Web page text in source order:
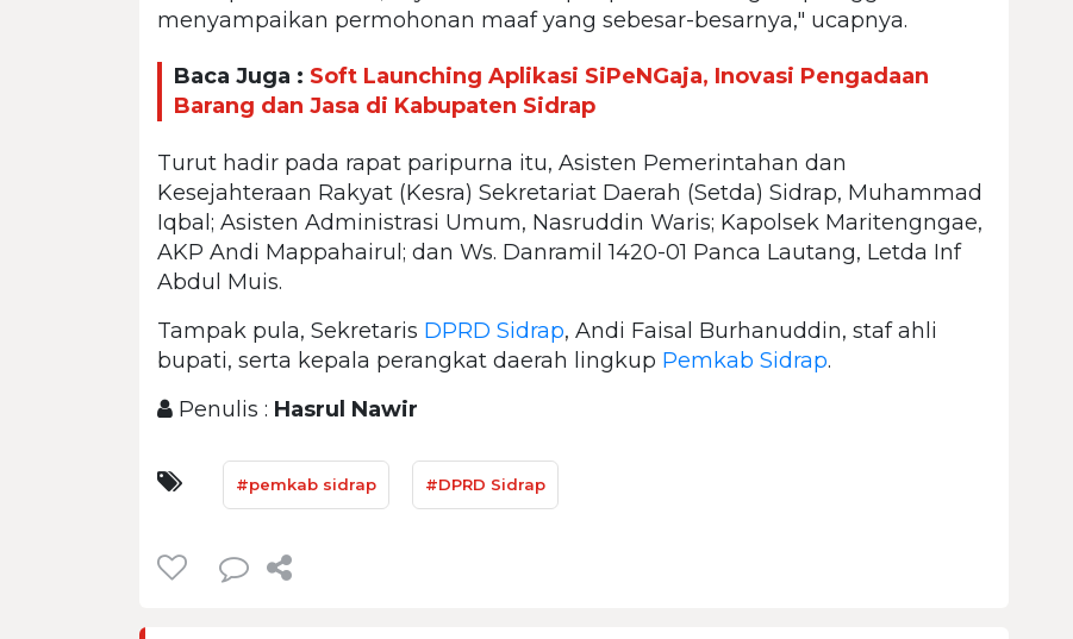
menyampaikan permohonan maaf yang sebesar-besarnya," ucapnya.
Baca Juga : Soft Launching Aplikasi SiPeNGaja, Inovasi Pengadaan
Barang dan Jasa di Kabupaten Sidrap
Turut hadir pada rapat paripurna itu, Asisten Pemerintahan dan
Kesejahteraan Rakyat (Kesra) Sekretariat Daerah (Setda) Sidrap, Muhammad
Iqbal; Asisten Administrasi Umum, Nasruddin Waris; Kapolsek Maritengngae,
AKP Andi Mappahairul; dan Ws. Danramil 1420-01 Panca Lautang, Letda Inf
Abdul Muis.
Tampak pula, Sekretaris DPRD Sidrap, Andi Faisal Burhanuddin, staf ahli
bupati, serta kepala perangkat daerah lingkup Pemkab Sidrap.
Penulis : Hasrul Nawir
#pemkab sidrap #DPRD Sidrap